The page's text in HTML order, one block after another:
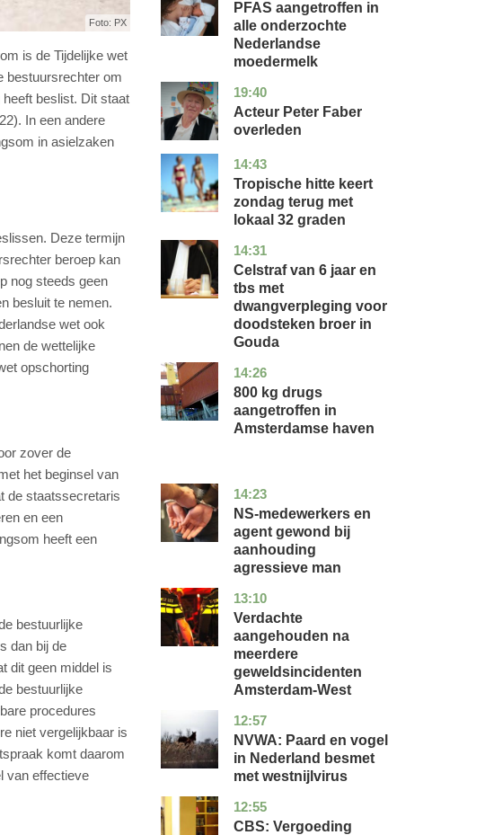
Foto: PX
is de Tijdelijke wet
bestuursrechter om
beslist. Dit staat
In een andere
in asielzaken
Deze termijn
beroep kan
nog steeds geen
besluit te nemen.
wet ook
de wettelijke
opschorting
zover de
het beginsel van
de staatssecretaris
en een
heeft een
bestuurlijke
dan bij de
dit geen middel is
bestuurlijke
procedures
niet vergelijkbaar is
komt daarom
van effectieve
PFAS aangetroffen in
alle onderzochte
Nederlandse
moedermelk
19:40
noord-
holland
glossy
Acteur Peter Faber
overleden
14:43
utrecht
nieuws
Tropische hitte keert
zondag terug met
lokaal 32 graden
14:31
zuid-
holland
nieuws
Celstraf van 6 jaar en
tbs met
dwangverpleging voor
doodsteken broer in
Gouda
14:26
noord-
holland
nieuws
800 kg drugs
aangetroffen in
Amsterdamse haven
14:23
flevoland
nieuws
NS-medewerkers en
agent gewond bij
aanhouding
agressieve man
13:10
noord-
holland
nieuws
Verdachte
aangehouden na
meerdere
geweldsincidenten
Amsterdam-West
12:57
utrecht
nieuws
NVWA: Paard en vogel
in Nederland besmet
met westnijlvirus
12:55
zuid-
holland
economie
CBS: Vergoeding